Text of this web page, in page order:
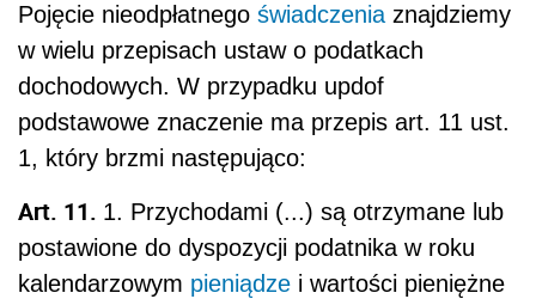
Pojęcie nieodpłatnego świadczeniaznajdziemy
w wielu przepisach ustaw o podatkach
dochodowych. W przypadku updof
podstawowe znaczenie ma przepis art. 11 ust.
1, który brzmi następująco:
Art. 11. 1. Przychodami (...) są otrzymane lub
postawione do dyspozycji podatnika w roku
kalendarzowym pieniądze i wartości pieniężne